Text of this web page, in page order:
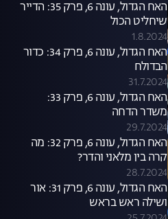
האח הגדול, עונה 6, פרק 35: הדייר
שיחליט הכול
1.8.2024
האח הגדול, עונה 6, פרק 34: כדור
הבדולח
31.7.2024
האח הגדול, עונה 6, פרק 33:
משדר הדחה
29.7.2024
האח הגדול, עונה 6, פרק 32: מה
קרה בין מלאני והדר?
28.7.2024
האח הגדול, עונה 6, פרק 31: אור
ושילה ראש בראש